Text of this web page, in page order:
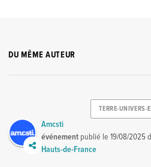
DU MÊME AUTEUR
TERRE-UNIVERS-
Amcsti
événement publié le19/08/2025
Hauts-de-France